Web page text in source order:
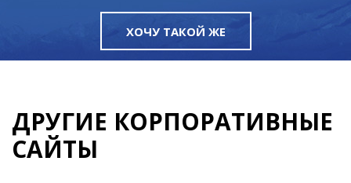
ХОЧУ ТАКОЙ ЖЕ
ДРУГИЕ КОРПОРАТИВНЫЕ
САЙТЫ